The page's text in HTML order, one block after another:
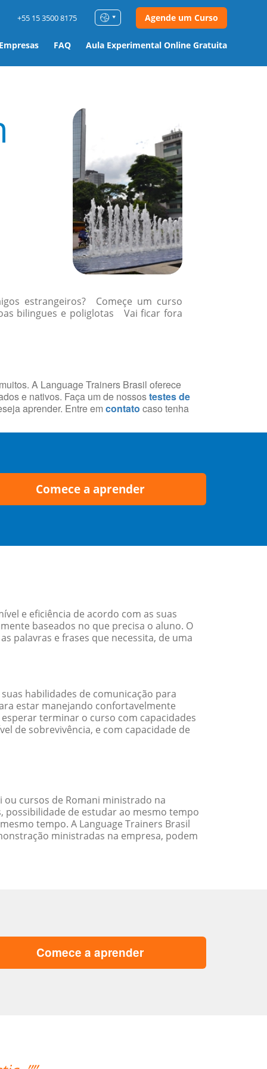
FAQ Aula Experimental Online Gratuita
+55 15 3500 8175 Agende um Curso
estrangeiros? Começe um curso
bilingues e poliglotas Vai ficar fora
A Language Trainers Brasil oferece
e nativos. Faça um de nossostestes de
aprender. Entre em contato caso tenha
Comece a aprender
e eficiência de acordo com as suas
baseados no que precisa o aluno. O
palavras e frases que necessita, de uma
habilidades de comunicação para
estar manejando confortavelmente
terminar o curso com capacidades
de sobrevivência, e com capacidade de
ou cursos de Romani ministrado na
possibilidade de estudar ao mesmo tempo
tempo. A Language Trainers Brasil
ministradas na empresa, podem
Comece a aprender